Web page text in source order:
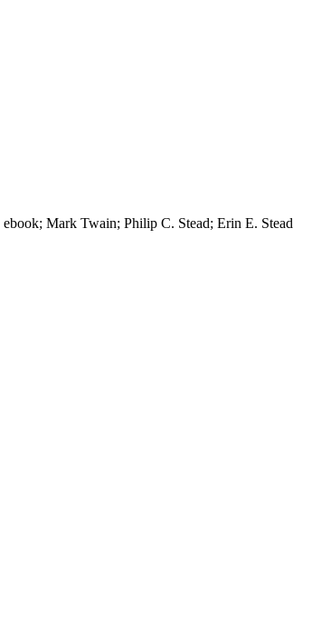
Mark Twain; Philip C. Stead; Erin E. Stead